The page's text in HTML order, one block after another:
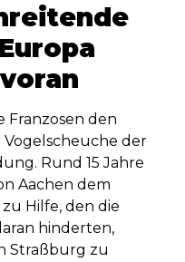
Franzosen den
der
Rund 15 Jahre
Aachen dem
Hilfe, den die
hinderten,
Straßburg zu